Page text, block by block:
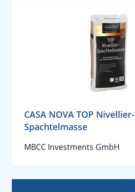
CASA NOVA TOP Nivellier-
Spachtelmasse
MBCC Investments GmbH